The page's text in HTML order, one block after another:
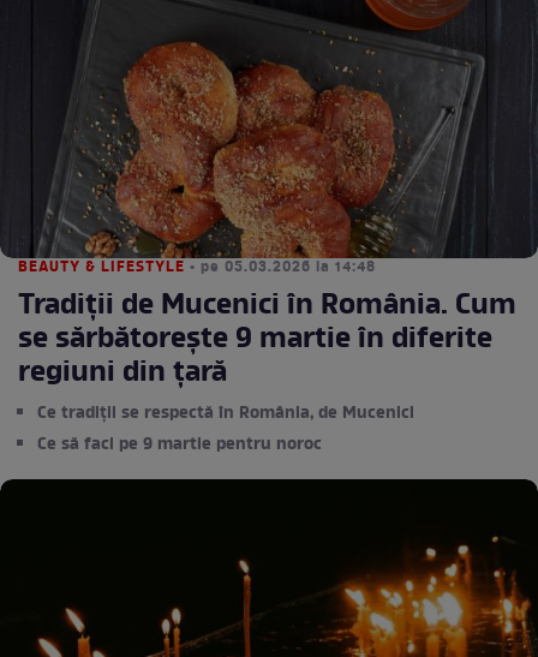
BEAUTY & LIFESTYLE • pe 05.03.2026 la 14:48
Tradiții de Mucenici în România. Cum
se sărbătorește 9 martie în diferite
regiuni din țară
Ce tradiții se respectă în România, de Mucenici
Ce să faci pe 9 martie pentru noroc